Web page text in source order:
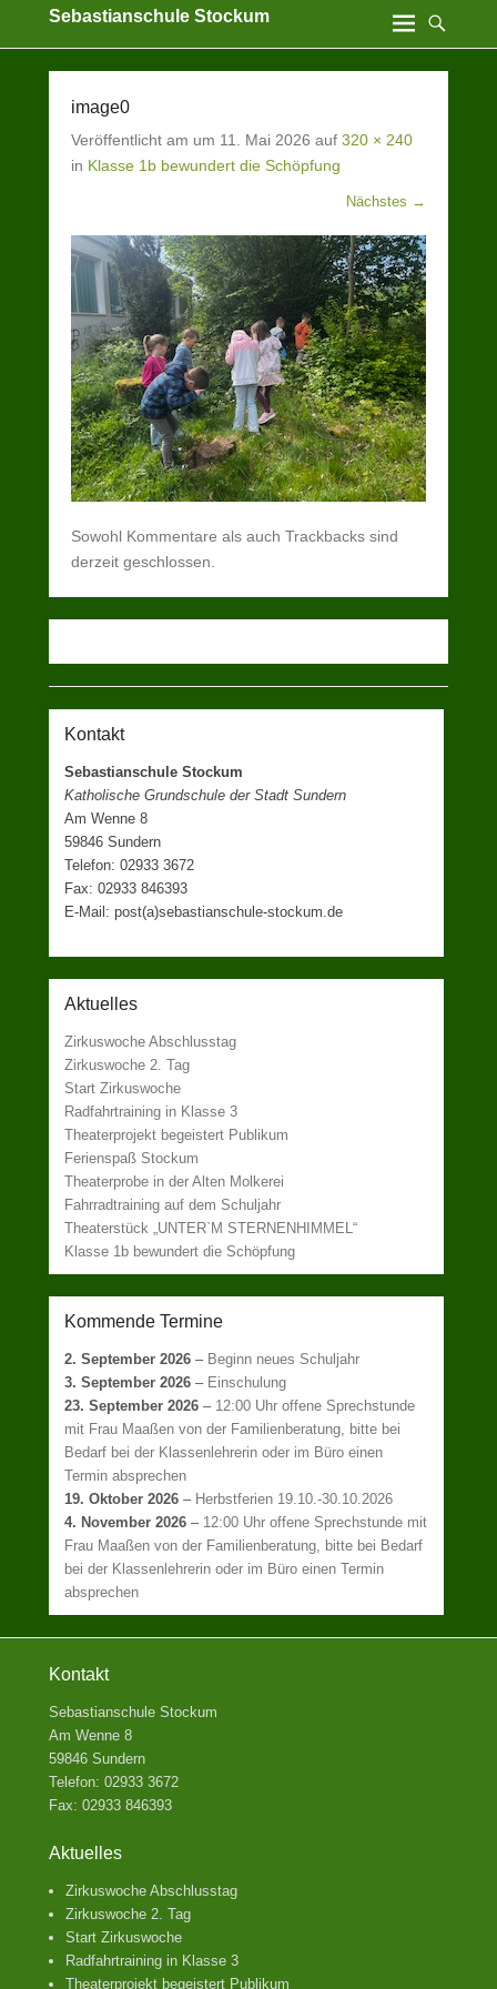
Sebastianschule Stockum
image0
Veröffentlicht am um 11. Mai 2026 auf 320 × 240
in Klasse 1b bewundert die Schöpfung
Nächstes →
Sowohl Kommentare als auch Trackbacks sind
derzeit geschlossen.
Kontakt
Sebastianschule Stockum
Katholische Grundschule der Stadt Sundern
Am Wenne 8
59846 Sundern
Telefon: 02933 3672
Fax: 02933 846393
E-Mail: post(a)sebastianschule-stockum.de
Aktuelles
Zirkuswoche Abschlusstag
Zirkuswoche 2. Tag
Start Zirkuswoche
Radfahrtraining in Klasse 3
Theaterprojekt begeistert Publikum
Ferienspaß Stockum
Theaterprobe in der Alten Molkerei
Fahrradtraining auf dem Schuljahr
Theaterstück „UNTER`M STERNENHIMMEL“
Klasse 1b bewundert die Schöpfung
Kommende Termine
2. September 2026 – Beginn neues Schuljahr
3. September 2026 – Einschulung
23. September 2026 – 12:00 Uhr offene Sprechstunde
mit Frau Maaßen von der Familienberatung, bitte bei
Bedarf bei der Klassenlehrerin oder im Büro einen
Termin absprechen
19. Oktober 2026 – Herbstferien 19.10.-30.10.2026
4. November 2026 – 12:00 Uhr offene Sprechstunde mit
Frau Maaßen von der Familienberatung, bitte bei Bedarf
bei der Klassenlehrerin oder im Büro einen Termin
absprechen
Kontakt
Sebastianschule Stockum
Am Wenne 8
59846 Sundern
Telefon: 02933 3672
Fax: 02933 846393
Aktuelles
Zirkuswoche Abschlusstag
Zirkuswoche 2. Tag
Start Zirkuswoche
Radfahrtraining in Klasse 3
Theaterprojekt begeistert Publikum